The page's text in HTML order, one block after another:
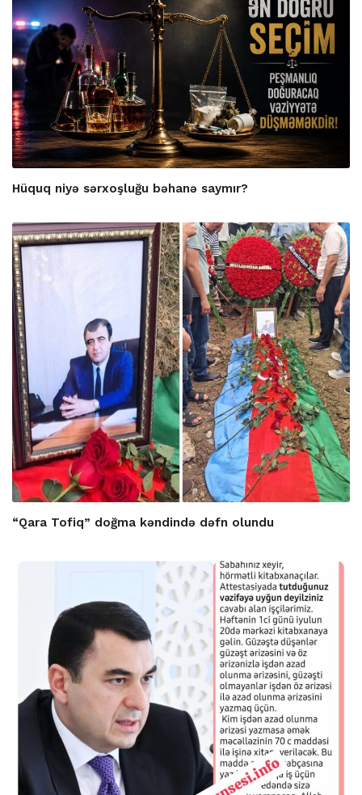
Hüquq niyə sərxoşluğu bəhanə saymır?
“Qara Tofiq” doğma kəndində dəfn olundu